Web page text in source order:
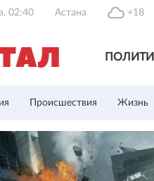
02:40 Астана +18
Происшествия Жизнь